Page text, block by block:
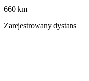
660 km
Zarejestrowany dystans